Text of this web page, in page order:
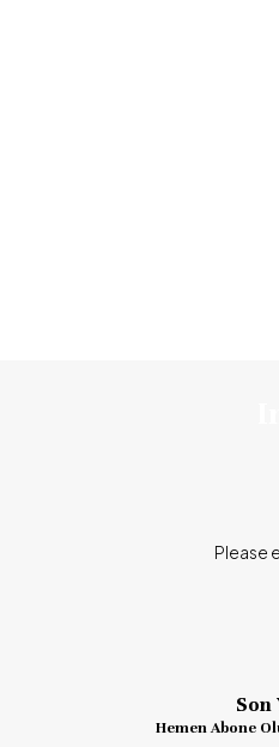
Please
Son
Hemen Abone